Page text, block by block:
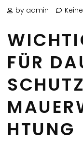
by admin
FÜR
HTUNG